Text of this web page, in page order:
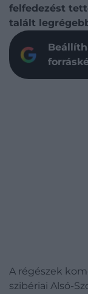
felfedezést
talált
A régészek
szibériai Alsó-